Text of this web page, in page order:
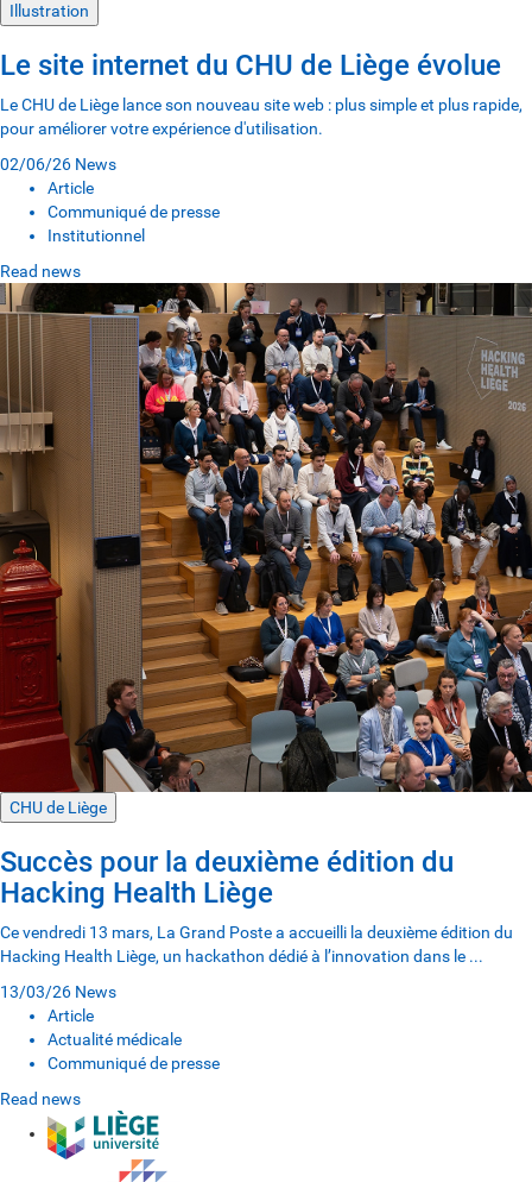
Illustration
Le site internet du CHU de Liège évolue
Le CHU de Liège lance son nouveau site web : plus simple et plus rapide,
pour améliorer votre expérience d'utilisation.
02/06/26 News
Article
Communiqué de presse
Institutionnel
Read news
CHU de Liège
Succès pour la deuxième édition du
Hacking Health Liège
Ce vendredi 13 mars, La Grand Poste a accueilli la deuxième édition du
Hacking Health Liège, un hackathon dédié à l’innovation dans le ...
13/03/26 News
Article
Actualité médicale
Communiqué de presse
Read news